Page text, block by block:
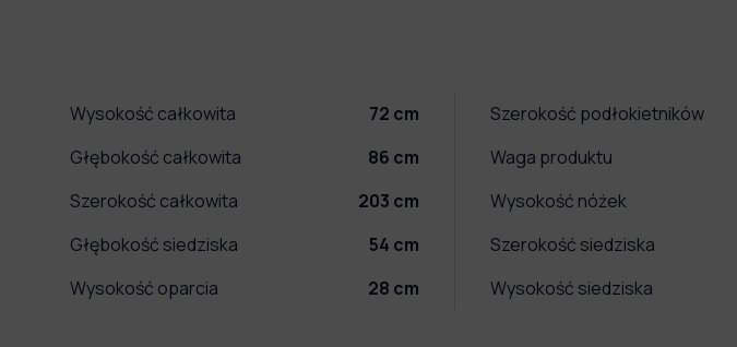
Wysokość całkowita 72 cm
Głębokość całkowita
86 cm
Szerokość całkowita
203 cm
Głębokość siedziska
54 cm
Wysokość oparcia
28 cm
Szerokość podłokietników
Waga produktu
Wysokość nóżek
Szerokość siedziska
Wysokość siedziska